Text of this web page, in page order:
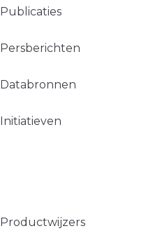
Publicaties
Persberichten
Databronnen
Initiatieven
Productwijzers